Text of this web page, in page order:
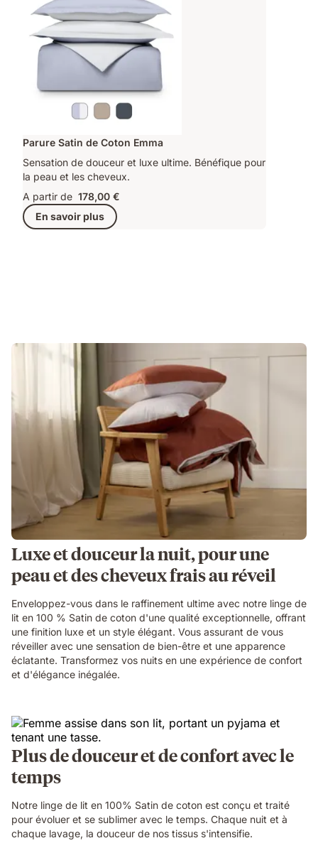
Parure Satin de Coton Emma
Sensation de douceur et luxe ultime. Bénéfique pour
la peau et les cheveux.
A partir de 178,00 €
En savoir plus
Luxe et douceur la nuit, pour une
peau et des cheveux frais au réveil
Enveloppez-vous dans le raffinement ultime avec notre linge de
lit en 100 % Satin de coton d'une qualité exceptionnelle, offrant
une finition luxe et un style élégant. Vous assurant de vous
réveiller avec une sensation de bien-être et une apparence
éclatante. Transformez vos nuits en une expérience de confort
et d'élégance inégalée.
Plus de douceur et de confort avec le
temps
Notre linge de lit en 100% Satin de coton est conçu et traité
pour évoluer et se sublimer avec le temps. Chaque nuit et à
chaque lavage, la douceur de nos tissus s'intensifie.